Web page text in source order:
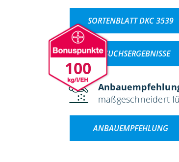
100
SORTENBLATT DKC 3539
VERSUCHSERGEBNISSE
maßgeschneidert
ANBAUEMPFEHLUNG